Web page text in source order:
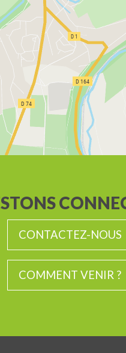
CONTACTEZ-NOUS
COMMENT VENIR ?